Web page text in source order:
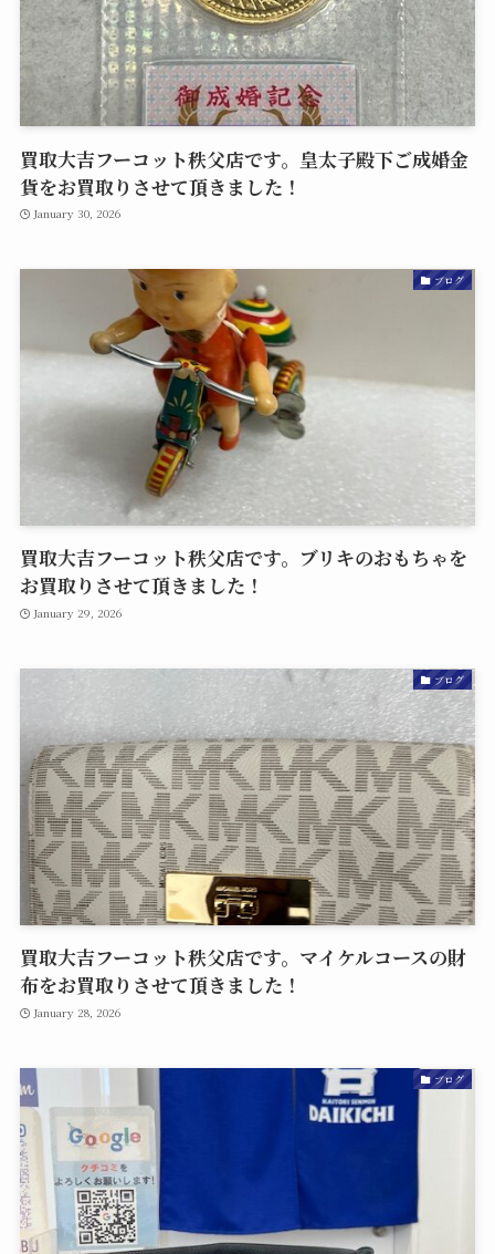
買取大吉フーコット秩父店です。皇太子殿下ご成婚金
貨をお買取りさせて頂きました！
January 30, 2026
ブログ
買取大吉フーコット秩父店です。ブリキのおもちゃを
お買取りさせて頂きました！
January 29, 2026
ブログ
買取大吉フーコット秩父店です。マイケルコースの財
布をお買取りさせて頂きました！
January 28, 2026
ブログ